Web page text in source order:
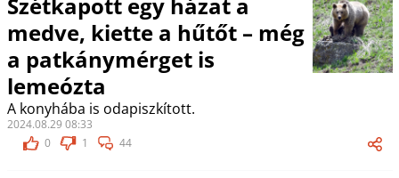
medve, kiette a hűtőt – még
a patkánymérget is
lemeózta
A konyhába is odapiszkított.
2024.08.29 08:33
0
1 44